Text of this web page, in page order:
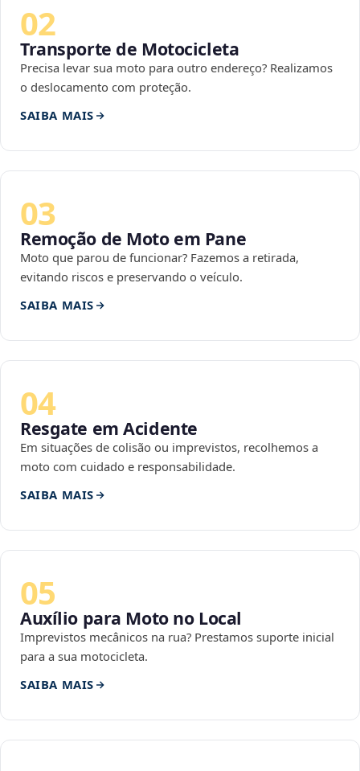
02
Transporte de Motocicleta
Precisa levar sua moto para outro endereço? Realizamos
o deslocamento com proteção.
SAIBA MAIS
03
Remoção de Moto em Pane
Moto que parou de funcionar? Fazemos a retirada,
evitando riscos e preservando o veículo.
SAIBA MAIS
04
Resgate em Acidente
Em situações de colisão ou imprevistos, recolhemos a
moto com cuidado e responsabilidade.
SAIBA MAIS
05
Auxílio para Moto no Local
Imprevistos mecânicos na rua? Prestamos suporte inicial
para a sua motocicleta.
SAIBA MAIS